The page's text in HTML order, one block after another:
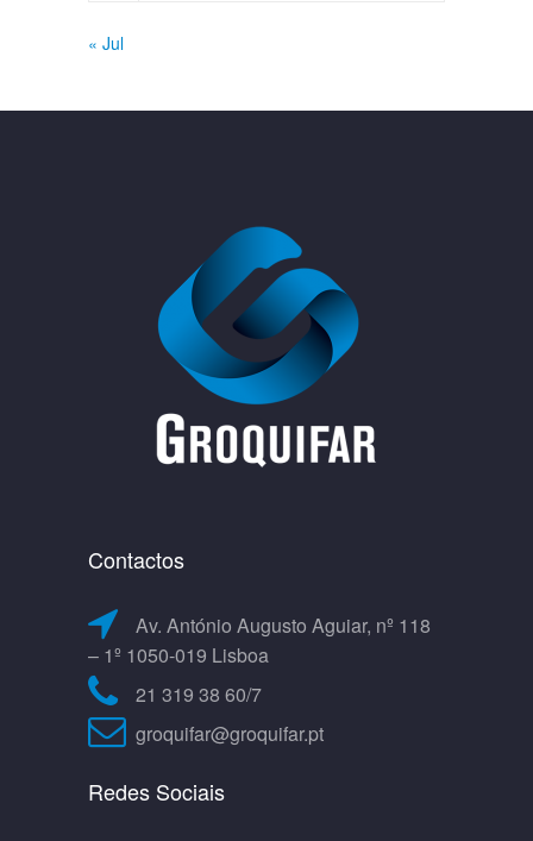
« Jul
Contactos
Av. António Augusto Aguiar, nº 118
– 1º 1050-019 Lisboa
21 319 38 60/7
groquifar@groquifar.pt
Redes Sociais